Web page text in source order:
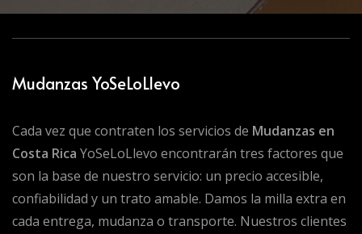
Mudanzas YoSeLoLlevo
Cada vez que contraten los servicios de Mudanzas en
Costa Rica YoSeLoLlevo encontrarán tres factores que
son la base de nuestro servicio: un precio accesible,
confiabilidad y un trato amable. Damos la milla extra en
cada entrega, mudanza o transporte. Nuestros clientes